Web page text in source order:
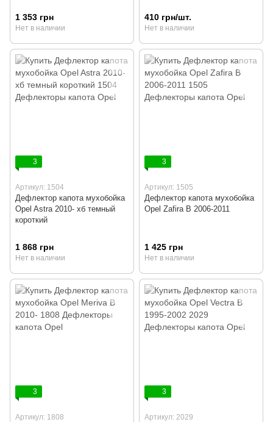
1 353 грн
Нет в наличии
410 грн/шт.
Нет в наличии
3
Артикул: 1504
Дефлектор капота мухобойка
Opel Astra 2010- хб темный
короткий
1 868 грн
Нет в наличии
3
Артикул: 1505
Дефлектор капота мухобойка
Opel Zafira B 2006-2011
1 425 грн
Нет в наличии
3
Артикул: 1808
3
Артикул: 2029